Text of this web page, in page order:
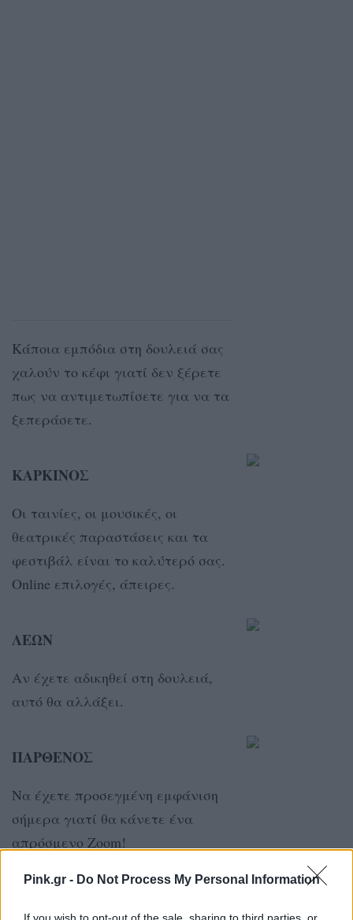
Pink.gr - Do Not Process My Personal Information
Κάποια εμπόδια στη δουλειά σας
χαλούν το κέφι γιατί δεν ξέρετε
πως να αντιμετωπίσετε για να τα
ξεπεράσετε.
ΚΑΡΚΙΝΟΣ
Οι ταινίες, οι μουσικές, οι
θεατρικές παραστάσεις και τα
φεστιβάλ είναι το καλύτερό σας.
Online επιλογές, άπειρες.
ΛΕΩΝ
Αν έχετε αδικηθεί στη δουλειά,
αυτό θα αλλάξει.
ΠΑΡΘΕΝΟΣ
Να έχετε προσεγμένη εμφάνιση
σήμερα γιατί θα κάνετε ένα
απρόσμενο Zoom!